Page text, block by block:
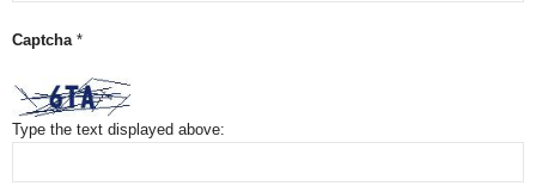
Captcha *
Type the text displayed above: